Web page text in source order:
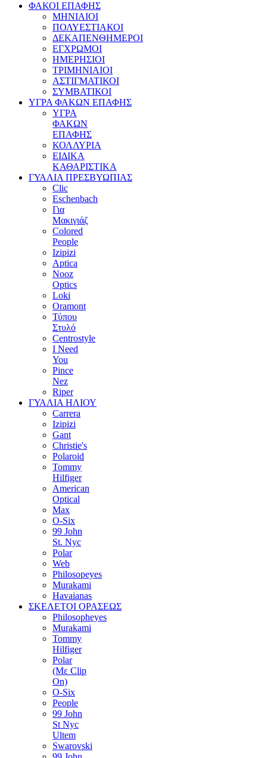
ΦΑΚΟΙ ΕΠΑΦΗΣ
ΜΗΝΙΑΙΟΙ
ΠΟΛΥΕΣΤΙΑΚΟΙ
ΔΕΚΑΠΕΝΘΗΜΕΡΟΙ
ΕΓΧΡΩΜΟΙ
ΗΜΕΡΗΣΙΟΙ
ΤΡΙΜΗΝΙΑΙΟΙ
ΑΣΤΙΓΜΑΤΙΚΟΙ
ΣΥΜΒΑΤΙΚΟΙ
ΥΓΡΑ ΦΑΚΩΝ ΕΠΑΦΗΣ
ΥΓΡΑ
ΦΑΚΩΝ
ΕΠΑΦΗΣ
ΚΟΛΛΥΡΙΑ
ΕΙΔΙΚΑ
ΚΑΘΑΡΙΣΤΙΚΑ
ΓΥΑΛΙΑ ΠΡΕΣΒΥΩΠΙΑΣ
Clic
Eschenbach
Για
Μακιγιάζ
Colored
People
Izipizi
Aptica
Nooz
Optics
Loki
Oramont
Τύπου
Στυλό
Centrostyle
I Need
You
Pince
Nez
Riper
ΓΥΑΛΙΑ ΗΛΙΟΥ
Carrera
Izipizi
Gant
Christie's
Polaroid
Tommy
Hilfiger
American
Optical
Max
O-Six
99 John
St. Nyc
Polar
Web
Philosopeyes
Murakami
Havaianas
ΣΚΕΛΕΤΟΙ ΟΡΑΣΕΩΣ
Philosopheyes
Murakami
Tommy
Hilfiger
Polar
(Με Clip
On)
O-Six
People
99 John
St Nyc
Ultem
Swarovski